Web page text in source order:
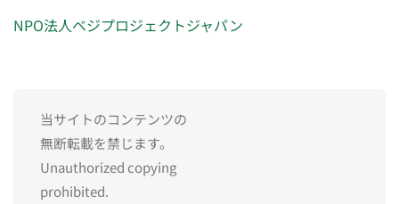
NPO法人ベジプロジェクトジャパン
当サイトのコンテンツの
無断転載を禁じます。
Unauthorized copying
prohibited.